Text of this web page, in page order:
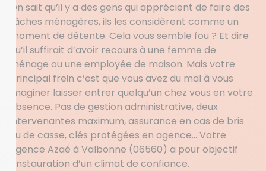
On sait qu’il y a des gens qui apprécient de faire des
tâches ménagères, ils les considèrent comme un
moment de détente. Cela vous semble fou ? Et dire
qu’il suffirait d’avoir recours à une femme de
ménage ou une employée de maison. Mais votre
principal frein c’est que vous avez du mal à vous
imaginer laisser entrer quelqu’un chez vous en votre
absence. Pas de gestion administrative, deux
intervenantes maximum, assurance en cas de bris
ou de casse, clés protégées en agence… Votre
agence Azaé à Valbonne (06560) a pour objectif
l’instauration d’un climat de confiance.